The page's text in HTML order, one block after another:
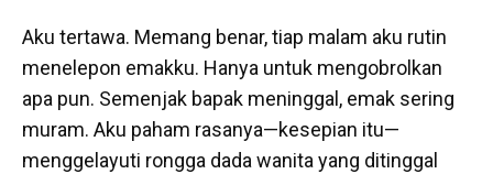
Aku tertawa. Memang benar, tiap malam aku rutin
menelepon emakku. Hanya untuk mengobrolkan
apa pun. Semenjak bapak meninggal, emak sering
muram. Aku paham rasanya—kesepian itu—
menggelayuti rongga dada wanita yang ditinggal